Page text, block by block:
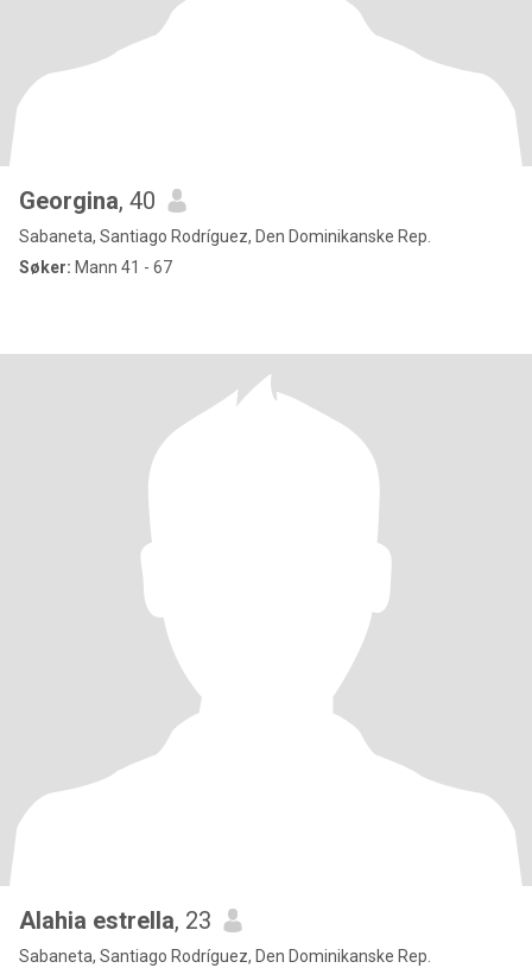
Georgina, 40
Sabaneta, Santiago Rodríguez, Den Dominikanske Rep.
Søker: Mann 41 - 67
Alahia estrella, 23
Sabaneta, Santiago Rodríguez, Den Dominikanske Rep.